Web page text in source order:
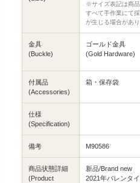
※サイズ表記は商品
すべて手作業にて
が生じる場合があ
金具
(Buckle)
ゴールド金具
(Gold Hardware)
付属品
(Accessories)
箱・保存袋
仕様
(Specification)
備考 M90586
商品状態詳細
(Product
新品/Brand new
2021年バレンタ